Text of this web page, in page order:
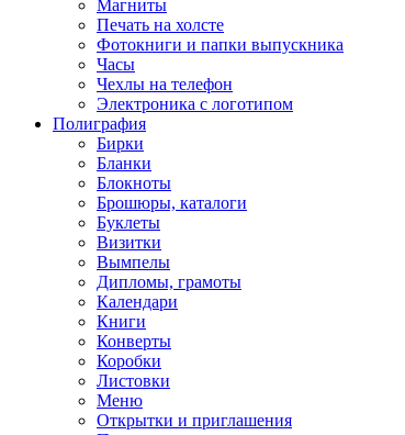
Магниты
Печать на холсте
Фотокниги и папки выпускника
Часы
Чехлы на телефон
Электроника с логотипом
Полиграфия
Бирки
Бланки
Блокноты
Брошюры, каталоги
Буклеты
Визитки
Вымпелы
Дипломы, грамоты
Календари
Книги
Конверты
Коробки
Листовки
Меню
Открытки и приглашения